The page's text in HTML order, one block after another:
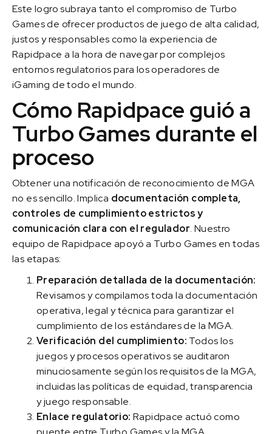
Este logro subraya tanto el compromiso de Turbo
Games de ofrecer productos de juego de alta calidad,
justos y responsables como la experiencia de
Rapidpace a la hora de navegar por complejos
entornos regulatorios para los operadores de
iGaming de todo el mundo.
Cómo Rapidpace guió a
Turbo Games durante el
proceso
Obtener una notificación de reconocimiento de MGA
no es sencillo. Implica documentación completa,
controles de cumplimiento estrictos y
comunicación clara con el regulador. Nuestro
equipo de Rapidpace apoyó a Turbo Games en todas
las etapas:
Preparación detallada de la documentación:
Revisamos y compilamos toda la documentación
operativa, legal y técnica para garantizar el
cumplimiento de los estándares de la MGA.
Verificación del cumplimiento: Todos los
juegos y procesos operativos se auditaron
minuciosamente según los requisitos de la MGA,
incluidas las políticas de equidad, transparencia
y juego responsable.
Enlace regulatorio: Rapidpace actuó como